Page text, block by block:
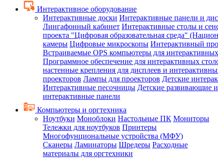
Интерактивное оборудование
Интерактивные доски Интерактивные панели и
Лингафонный кабинет Интерактивные столы и
проекта "Цифровая образовательная среда"
камеры Цифровые микроскопы Интерактивный
Встраиваемые OPS компьютеры для
Программное обеспечение для интерактивных
настенные крепления для дисплеев и
проекторов Лампы для проекторов Детские
Интерактивные песочницы Детские развивающие
интерактивные панели
Компьютеры и оргтехника
Ноутбуки Моноблоки Настольные ПК Мониторы
Тележки для ноутбуков Принтеры
Многофунциональные устройства (МФУ)
Сканеры Ламинаторы Шредеры Расходные
материалы для оргтехники